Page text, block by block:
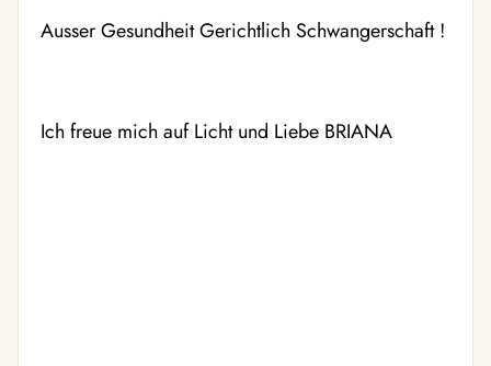
Ausser Gesundheit Gerichtlich Schwangerschaft !
Ich freue mich auf Licht und Liebe BRIANA